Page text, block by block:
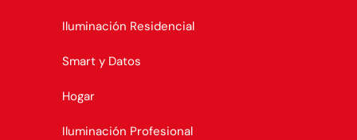
Iluminación Residencial
Smart y Datos
Hogar
Iluminación Profesional